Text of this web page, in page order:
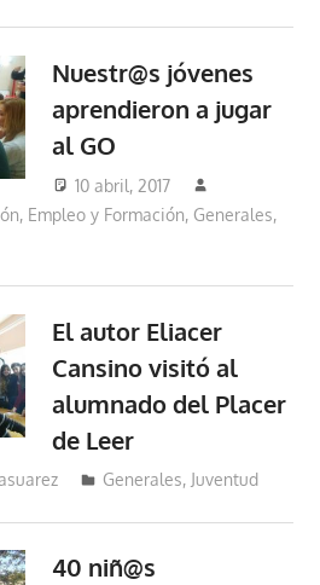
Nuestr@s jóvenes
aprendieron a jugar
al GO
10 abril, 2017
Empleo y Formación, Generales,
El autor Eliacer
Cansino visitó al
alumnado del Placer
de Leer
Generales, Juventud
40 niñ@s